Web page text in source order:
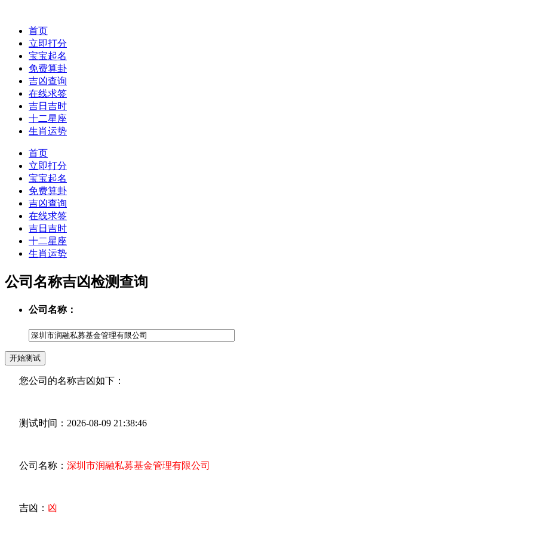
首页
立即打分
宝宝起名
免费算卦
吉凶查询
在线求签
吉日吉时
十二星座
生肖运势
首页
立即打分
宝宝起名
免费算卦
吉凶查询
在线求签
吉日吉时
十二星座
生肖运势
公司名称吉凶检测查询
公司名称：
您公司的名称吉凶如下：
测试时间：2026-08-09 21:38:46
公司名称： 深圳市润融私募基金管理有限公司
吉凶： 凶